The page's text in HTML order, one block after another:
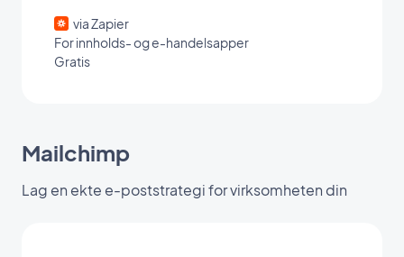
via Zapier
For innholds- og e-handelsapper
Gratis
Mailchimp
Lag en ekte e-poststrategi for virksomheten din